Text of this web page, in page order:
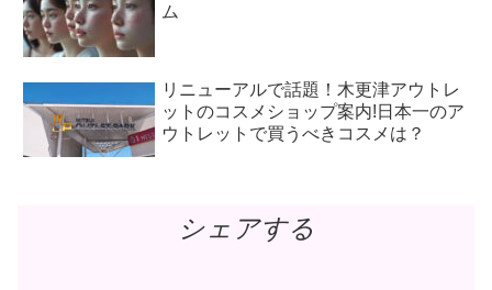
ム
リニューアルで話題！木更津アウトレ
ットのコスメショップ案内!日本一のア
ウトレットで買うべきコスメは？
シェアする